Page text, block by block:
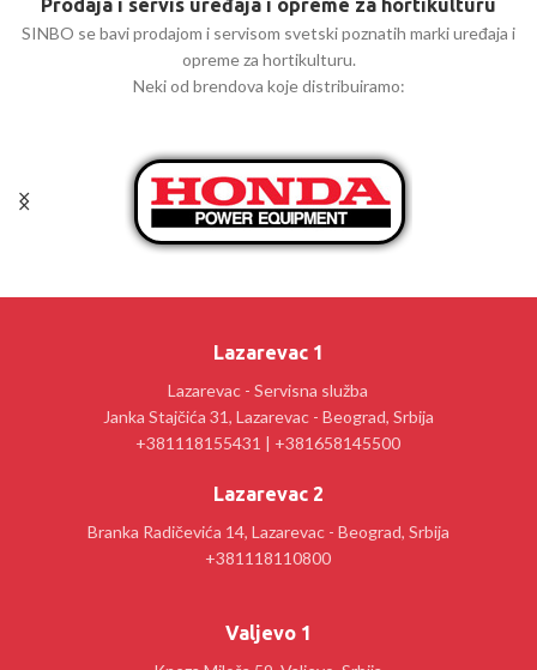
Prodaja i servis uređaja i opreme za hortikulturu
SINBO se bavi prodajom i servisom svetski poznatih marki uređaja i
opreme za hortikulturu.
Neki od brendova koje distribuiramo:
Lazarevac 1
Lazarevac - Servisna služba
Janka Stajčića 31, Lazarevac - Beograd, Srbija
+381118155431 | +381658145500
Lazarevac 2
Branka Radičevića 14, Lazarevac - Beograd, Srbija
+381118110800
Valjevo 1